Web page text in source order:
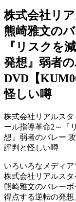
株式会社リ
熊崎雅文の
『リスクを
発想』弱者
DVD【
怪しい噂
株式会社リアルス
ール指導革命2～『
想』弱者のバレー
評判と怪しい噂
いろいろなメディ
株式会社リアルス
熊崎雅文のバレー
得点する逆転の発